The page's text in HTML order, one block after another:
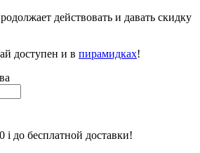
действовать и давать скидку
доступен и в пирамидках!
i до бесплатной доставки!